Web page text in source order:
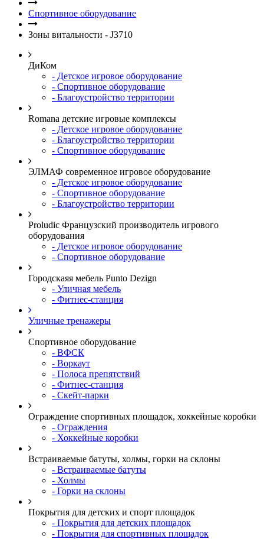
Спортивное оборудование
Зоны витальности - J3710
ДиКом
- Детское игровое оборудование
- Спортивное оборудование
- Благоустройство территории
Romana детские игровые комплексы
- Детское игровое оборудование
- Благоустройство территории
- Спортивное оборудование
ЭЛМАФ современное игровое оборудование
- Детское игровое оборудование
- Спортивное оборудование
- Благоустройство территории
Proludic Французский производитель игрового
оборудования
- Детское игровое оборудование
- Спортивное оборудование
Городскаяя мебель Punto Dezign
- Уличная мебель
- Фитнес-станция
Уличные тренажеры
Спортивное оборудование
- ВФСК
- Воркаут
- Полоса препятствий
- Фитнес-станция
- Скейт-парки
Ограждение спортивных площадок, хоккейные коробки
- Ограждения
- Хоккейные коробки
Встраиваемые батуты, холмы, горки на склоны
- Встраиваемые батуты
- Холмы
- Горки на склоны
Покрытия для детских и спорт площадок
- Покрытия для детских площадок
- Покрытия для спортивных площадок